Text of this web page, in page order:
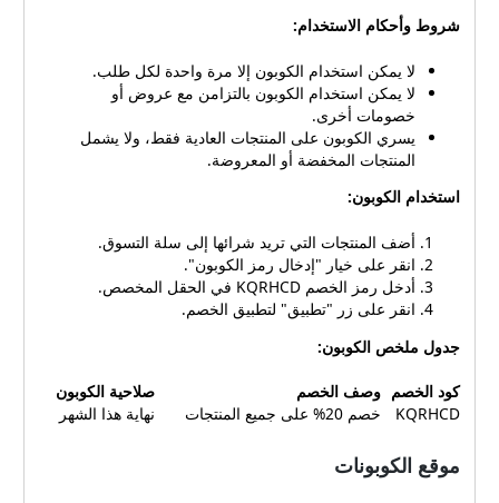
تطبيق الكوبون، سيُخصم تلقائيًا
ويوفر هذا الكوبون فرصة رائعة
للمتسوقين لتوفير المال على
مشترياتهم من أثاث فانير
وديكوراته المميزة دون
المساومة على الجودة أو
الأناقة. بالإضافة إلى كوبون
منصة كوبونات هذه أيضًا
مجموعة من الكوبونات
والعروض الترويجية الأخرى
لمتجر فانير. يمكن للمتسوقين
تصفح المنصة للعثور على
أحدث العروض التي تناسب
احتياجاتهم وتوفير المزيد من
المال على مشترياتهم. من
خلال الاستفادة من كوبونات
الخصم والعروض الترويجية من
منصة الكوبونات الموثوقة هذه،
شروط وأحكام الاستخدام:
لا يمكن استخدام الكوبون إلا مرة واحدة لكل طلب.
لا يمكن استخدام الكوبون بالتزامن مع عروض أو
خصومات أخرى.
يسري الكوبون على المنتجات العادية فقط، ولا يشمل
المنتجات المخفضة أو المعروضة.
استخدام الكوبون:
أضف المنتجات التي تريد شرائها إلى سلة التسوق.
انقر على خيار "إدخال رمز الكوبون".
أدخل رمز الخصم KQRHCD في الحقل المخصص.
انقر على زر "تطبيق" لتطبيق الخصم.
جدول ملخص الكوبون:
كود الخصم وصف الخصم
صلاحية الكوبون
KQRHCD
خصم 20% على جميع المنتجات نهاية هذا الشهر
موقع الكوبونات